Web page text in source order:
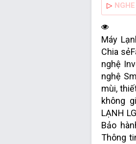
▷
Máy
Chia
nghệ
nghệ
mùi,
không
LẠNH
Bảo
Thông